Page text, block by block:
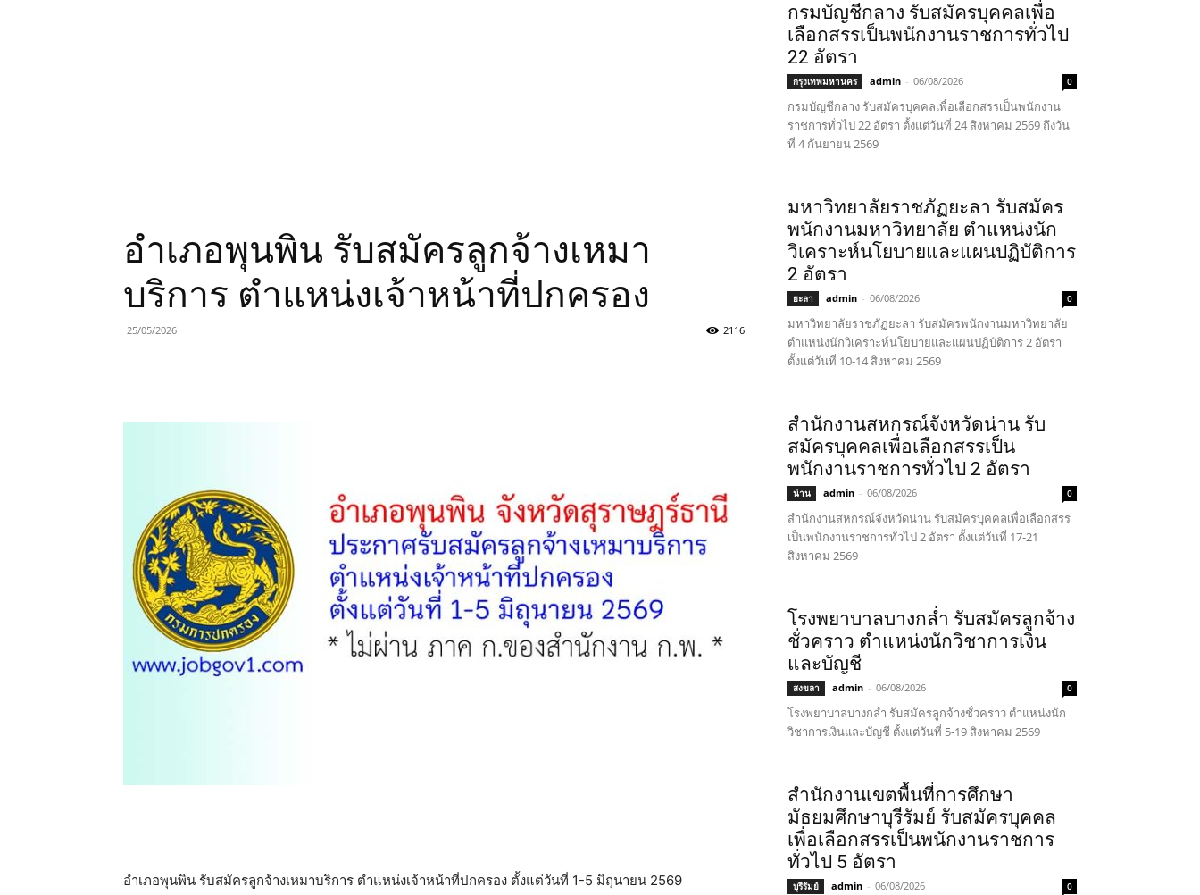
อำเภอพุนพิน รับสมัครลูกจ้างเหมา
บริการ ตำแหน่งเจ้าหน้าที่ปกครอง
25/05/2026 2116
อำเภอพุนพิน รับสมัครลูกจ้างเหมาบริการ ตำแหน่งเจ้าหน้าที่ปกครอง ตั้งแต่วันที่ 1-5 มิถุนายน 2569
กรมบัญชีกลาง รับสมัครบุคคลเพื่อ
เลือกสรรเป็นพนักงานราชการทั่วไป
22 อัตรา
กรุงเทพมหานคร admin - 06/08/2026 0
กรมบัญชีกลาง รับสมัครบุคคลเพื่อเลือกสรรเป็นพนักงาน
ราชการทั่วไป 22 อัตรา ตั้งแต่วันที่ 24 สิงหาคม 2569 ถึงวัน
ที่ 4 กันยายน 2569
มหาวิทยาลัยราชภัฏยะลา รับสมัคร
พนักงานมหาวิทยาลัย ตำแหน่งนัก
วิเคราะห์นโยบายและแผนปฏิบัติการ
2 อัตรา
ยะลา admin - 06/08/2026 0
มหาวิทยาลัยราชภัฏยะลา รับสมัครพนักงานมหาวิทยาลัย
ตำแหน่งนักวิเคราะห์นโยบายและแผนปฏิบัติการ 2 อัตรา
ตั้งแต่วันที่ 10-14 สิงหาคม 2569
สำนักงานสหกรณ์จังหวัดน่าน รับ
สมัครบุคคลเพื่อเลือกสรรเป็น
พนักงานราชการทั่วไป 2 อัตรา
น่าน admin - 06/08/2026 0
สำนักงานสหกรณ์จังหวัดน่าน รับสมัครบุคคลเพื่อเลือกสรร
เป็นพนักงานราชการทั่วไป 2 อัตรา ตั้งแต่วันที่ 17-21
สิงหาคม 2569
โรงพยาบาลบางกล่ำ รับสมัครลูกจ้าง
ชั่วคราว ตำแหน่งนักวิชาการเงิน
และบัญชี
สงขลา admin - 06/08/2026 0
โรงพยาบาลบางกล่ำ รับสมัครลูกจ้างชั่วคราว ตำแหน่งนัก
วิชาการเงินและบัญชี ตั้งแต่วันที่ 5-19 สิงหาคม 2569
สำนักงานเขตพื้นที่การศึกษา
มัธยมศึกษาบุรีรัมย์ รับสมัครบุคคล
เพื่อเลือกสรรเป็นพนักงานราชการ
ทั่วไป 5 อัตรา
บุรีรัมย์ admin - 06/08/2026 0